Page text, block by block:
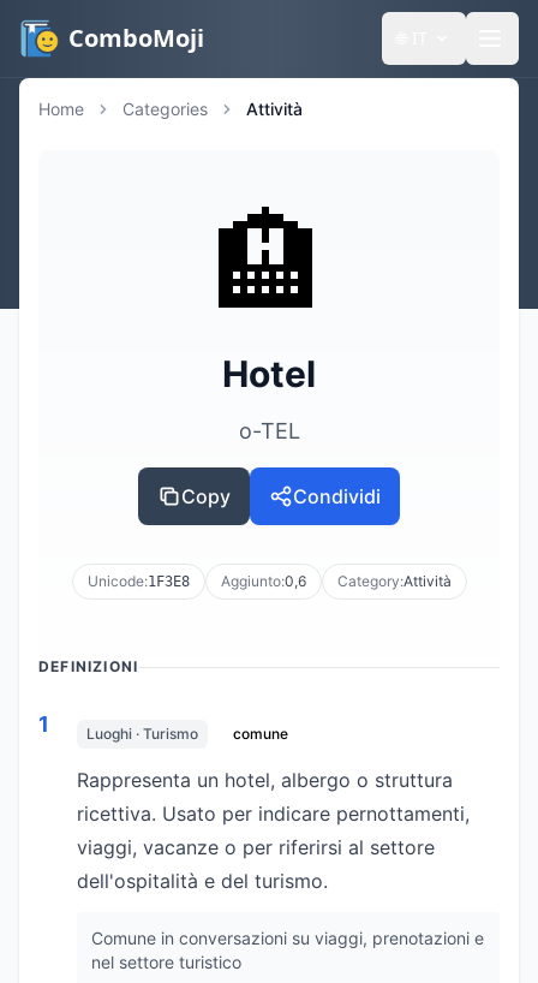
ComboMoji
Home Categories Attività
🏨
Hotel
o-TEL
Copy Condividi
Unicode:1F3E8 Aggiunto:0,6 Category:Attività
DEFINIZIONI
1 Luoghi · Turismo comune
Rappresenta un hotel, albergo o struttura
ricettiva. Usato per indicare pernottamenti,
viaggi, vacanze o per riferirsi al settore
dell'ospitalità e del turismo.
Comune in conversazioni su viaggi, prenotazioni e
nel settore turistico